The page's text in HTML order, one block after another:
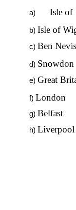
Isle of
Isle of
Ben Nevis
Snowdon
Great
London
Liverpool